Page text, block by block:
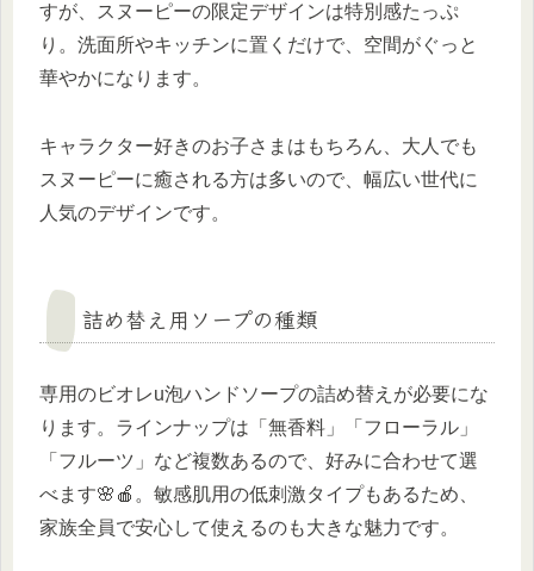
すが、スヌーピーの限定デザインは特別感たっぷ
り。洗面所やキッチンに置くだけで、空間がぐっと
華やかになります。
キャラクター好きのお子さまはもちろん、大人でも
スヌーピーに癒される方は多いので、幅広い世代に
人気のデザインです。
詰め替え用ソープの種類
専用のビオレu泡ハンドソープの詰め替えが必要にな
ります。ラインナップは「無香料」「フローラル」
「フルーツ」など複数あるので、好みに合わせて選
べます🌸🍎。敏感肌用の低刺激タイプもあるため、
家族全員で安心して使えるのも大きな魅力です。